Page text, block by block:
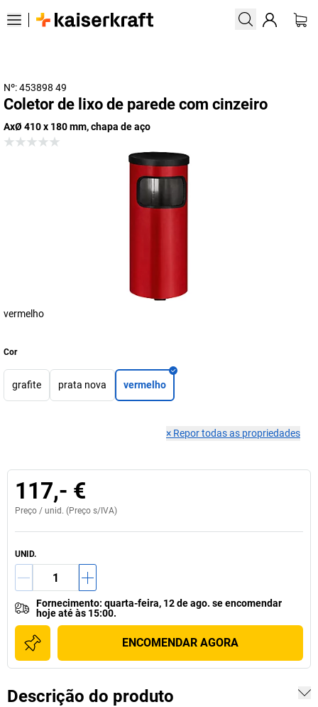
Nº: 453898 49
Coletor de lixo de parede com cinzeiro
AxØ 410 x 180 mm, chapa de aço
vermelho
Cor
grafite prata nova vermelho
× Repor todas as propriedades
117,- €
Preço / unid. (Preço s/IVA)
UNID.
Fornecimento: quarta-feira, 12 de ago. seencomendar
hoje até às 15:00.
ENCOMENDAR AGORA
Descrição do produto